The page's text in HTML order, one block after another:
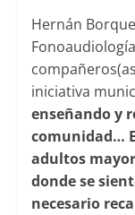
Hernán
iniciativa
enseñando y
comunidad…
adultos
donde se
necesario